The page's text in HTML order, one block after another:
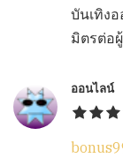
บันเทิง
มิตรต่อ
ออนไลน์